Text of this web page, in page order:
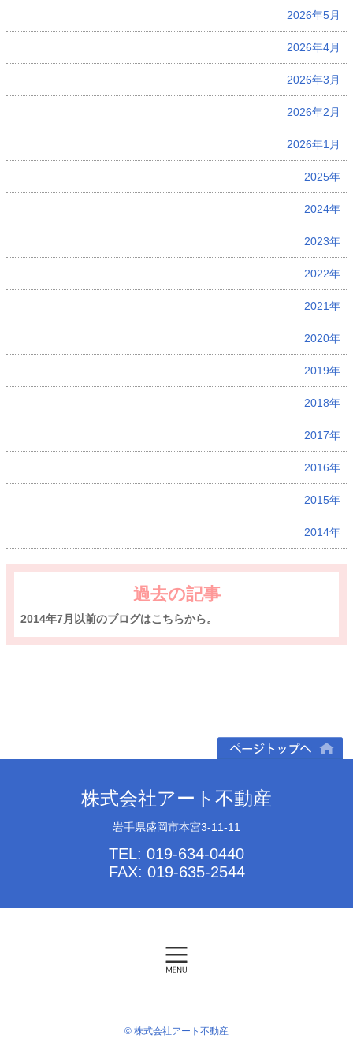
2026年5月
2026年4月
2026年3月
2026年2月
2026年1月
2025年
2024年
2023年
2022年
2021年
2020年
2019年
2018年
2017年
2016年
2015年
2014年
過去の記事
2014年7月以前のブログはこちらから。
株式会社アート不動産
岩手県盛岡市本宮3-11-11
TEL: 019-634-0440
FAX: 019-635-2544
© 株式会社アート不動産